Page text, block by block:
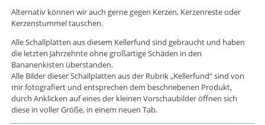
Alternativ können wir auch gerne gegen Kerzen, Kerzenreste oder
Kerzenstummel tauschen.
Alle Schallplatten aus diesem Kellerfund sind gebraucht und haben
die letzten Jahrzehnte ohne großartige Schäden in den
Bananenkisten überstanden.
Alle Bilder dieser Schallplatten aus der Rubrik „Kellerfund“ sind von
mir fotografiert und entsprechen dem beschriebenen Produkt,
durch Anklicken auf eines der kleinen Vorschaubilder öffnen sich
diese in voller Größe, in einem neuen Tab.